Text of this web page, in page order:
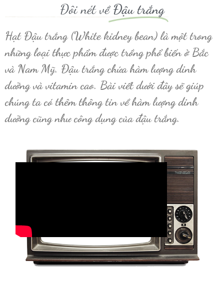
Đôi nét về Đậu trắng
Hạt Đậu trắng(White kidney bean) là một trong
những loại thực phẩm được trồng phổ biến ở Bắc
và Nam Mỹ. Đậu trắng chứa hàm lượng dinh
dưỡng và vitamin cao. Bài viết dưới đây sẽ giúp
chúng ta có thêm thông tin về hàm lượng dinh
dưỡng cũng như công dụng của đậu trắng.